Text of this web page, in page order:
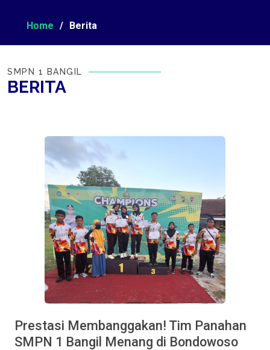
Home Berita
SMPN 1 BANGIL
BERITA
Prestasi Membanggakan! Tim Panahan
SMPN 1 Bangil Menang di Bondowoso